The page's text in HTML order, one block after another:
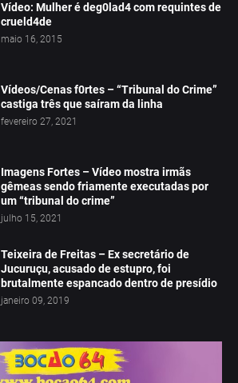
Vídeo: Mulher é deg0lad4 com requintes de
crueld4de
maio 16, 2015
Vídeos/Cenas f0rtes – “Tribunal do Crime”
castiga três que saíram da linha
fevereiro 27, 2021
Imagens Fortes – Vídeo mostra irmãs
gêmeas sendo friamente executadas por
um “tribunal do crime”
julho 15, 2021
Teixeira de Freitas – Ex secretário de
Jucuruçu, acusado de estupro, foi
brutalmente espancado dentro de presídio
janeiro 09, 2019